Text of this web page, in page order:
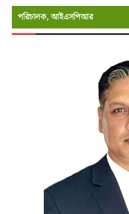
পরিচালক, আইএসপিআর